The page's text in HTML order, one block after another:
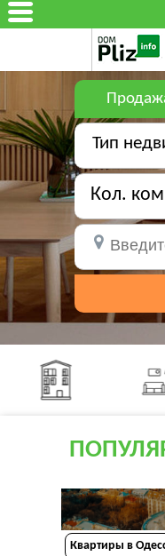
Тип
Кол.
Квартиры в